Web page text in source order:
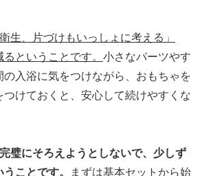
生、片づけもいっしょに考える」
ということです。 小さなパーツやす
入浴に気をつけながら、おもちゃを
けておくと、安心して続けやすくな
璧にそろえようとしないで、少しず
ことです。
まずは基本セットから始